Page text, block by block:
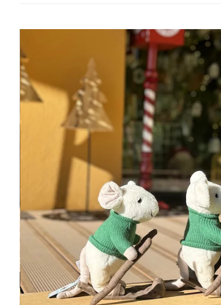
Lanternes
Guirlandes
Luminaires
Bougies et
senteurs
Bougies
Senteurs
Déco murales
Peluches
Livres
Trop belle
Hors